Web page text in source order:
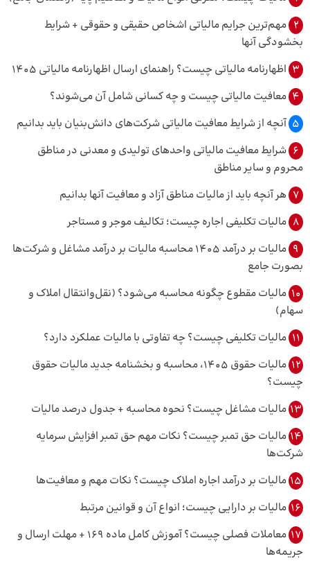
2 مهم‌ترین جرایم مالیاتی اشخاص حقیقی و حقوقی + شرایط
بخشودگی آنها
3 اظهارنامه مالیاتی چیست؟ راهنمای ارسال اظهارنامه مالیاتی 1405
4 معافیت مالیاتی چیست و چه کسانی شامل آن می‌شوند؟
5 آنچه از شرایط معافیت مالیاتی شرکت‌های دانش‌بنیان باید بدانیم
6 شرایط معافیت مالیاتی واحدهای تولیدی و معدنی در مناطق
محروم و سایر مناطق
7 هر آنچه باید از مالیات مناطق آزاد و معافیت آنها بدانیم
8 مالیات تکلیفی اجاره چیست؛ تکالیف موجر و مستاجر
9
مالیات بر درآمد 1405 محاسبه مالیات بر درآمد مشاغل و شرکت‌ها
بصورت جامع
10 مالیات مقطوع چگونه محاسبه می‌شود؟ (نقل‌وانتقال املاک و
سهام)
11 مالیات تکلیفی چیست؟ چه تفاوتی با مالیات عملکرد دارد؟
12
مالیات حقوق ۱۴۰۵، محاسبه و بخشنامه جدید مالیات حقوق
چیست؟
13 مالیات مشاغل چیست؟ نحوه محاسبه + جدول درصد مالیات
14 مالیات حق تمبر چیست؟ نکات مهم حق تمبر افزایش سرمایه
شرکت‌ها
15 مالیات بر درآمد اجاره املاک چیست؟ نکات مهم و معافیت‌ها
16 مالیات بر دارایی چیست؛ انواع آن و قوانین مرتبط
17
معاملات فصلی چیست؟ آموزش کامل ماده 169 + مهلت ارسال و
جریمه‌ها